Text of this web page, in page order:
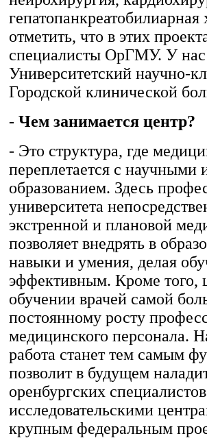
отметить, что в этих
специалисты ОрГМУ. У нас
Университетский научно-
Городской клинической
- Чем занимается центр?
- Это структура, где
переплетается с научными
образованием. Здесь
университета
экстренной и плановой
позволяет внедрять в
навыки и умения, делая
эффективным. Кроме того,
обучении врачей самой
постоянному росту
медицинского персонала.
работа станет тем самым
позволит в будущем
оренбургских
исследовательскими
крупным федеральным